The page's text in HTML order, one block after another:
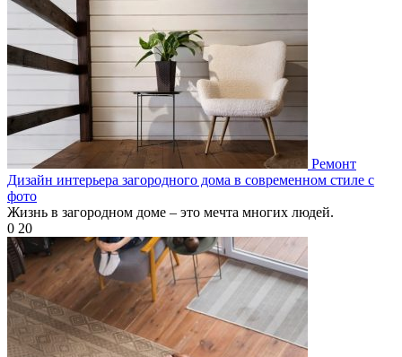
Ремонт
Дизайн интерьера загородного дома в современном стиле с
фото
Жизнь в загородном доме – это мечта многих людей.
0 20